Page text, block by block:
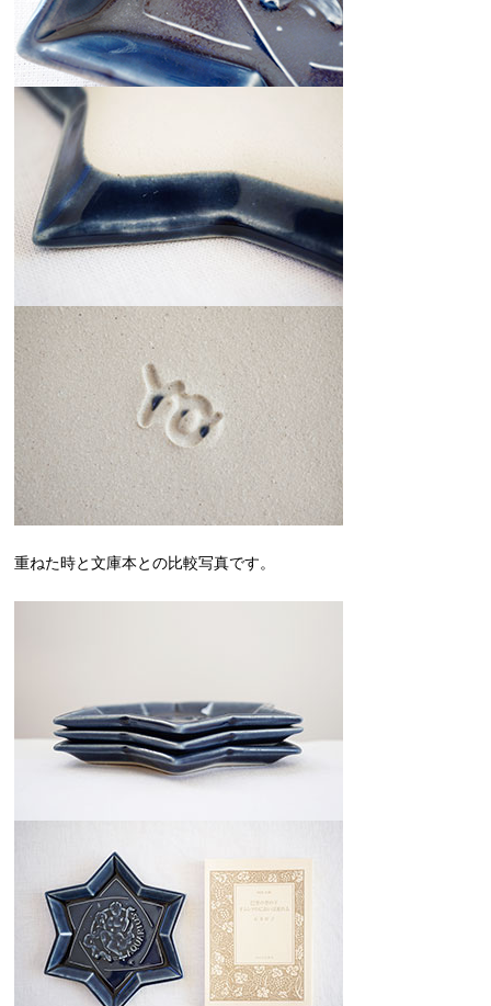
重ねた時と文庫本との比較写真です。